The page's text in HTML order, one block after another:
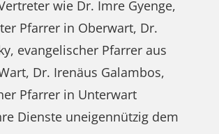
wie Dr. Imre Gyenge,
Pfarrer in Oberwart, Dr.
evangelischer Pfarrer aus
Dr. Irenäus Galambos,
Pfarrer in Unterwart
Dienste uneigennützig dem